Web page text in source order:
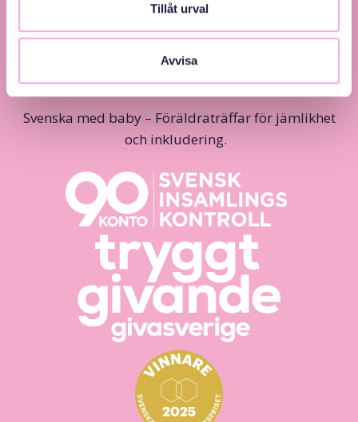
Tillåt urval
Avvisa
Svenska med baby – Föräldraträffar för jämlikhet
och inkludering.